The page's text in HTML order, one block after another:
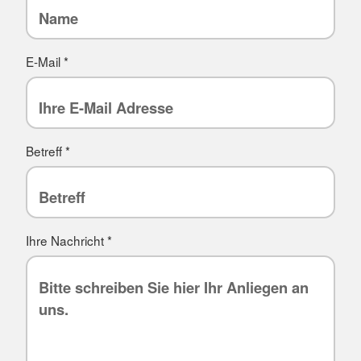
E-Mail*
Betreff*
Ihre Nachricht*